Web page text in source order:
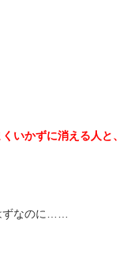
いかずに消える人と、
ずなのに……